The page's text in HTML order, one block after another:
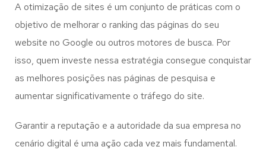
A otimização de sites é um conjunto de práticas com o
objetivo de melhorar o ranking das páginas do seu
website no Google ou outros motores de busca. Por
isso, quem investe nessa estratégia consegue conquistar
as melhores posições nas páginas de pesquisa e
aumentar significativamente o tráfego do site.
Garantir a reputação e a autoridade da sua empresa no
cenário digital é uma ação cada vez mais fundamental.